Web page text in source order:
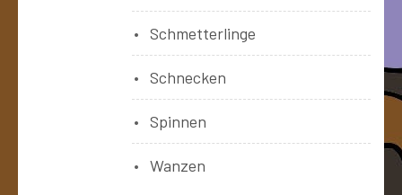
Schmetterlinge
Schnecken
Spinnen
Wanzen